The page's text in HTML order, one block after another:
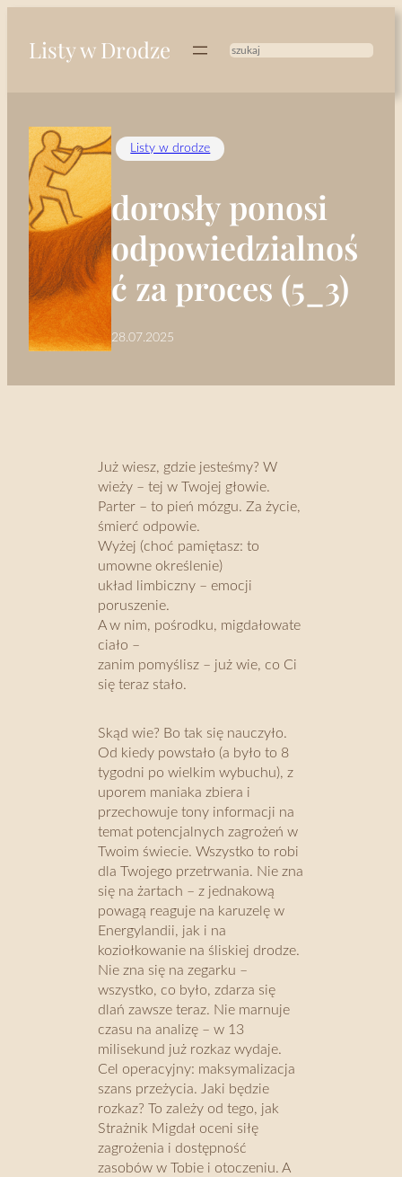
Listy w Drodze Szukaj
Listy w drodze
dorosły ponosi
odpowiedzialnoś
ć za proces (5_3)
28.07.2025
Już wiesz, gdzie jesteśmy? W
wieży – tej w Twojej głowie.
Parter – to pień mózgu. Za życie,
śmierć odpowie.
Wyżej (choć pamiętasz: to
umowne określenie)
układ limbiczny – emocji
poruszenie.
A w nim, pośrodku, migdałowate
ciało –
zanim pomyślisz – już wie, co Ci
się teraz stało.
Skąd wie? Bo tak się nauczyło.
Od kiedy powstało (a było to 8
tygodni po wielkim wybuchu), z
uporem maniaka zbiera i
przechowuje tony informacji na
temat potencjalnych zagrożeń w
Twoim świecie. Wszystko to robi
dla Twojego przetrwania. Nie zna
się na żartach – z jednakową
powagą reaguje na karuzelę w
Energylandii, jak i na
koziołkowanie na śliskiej drodze.
Nie zna się na zegarku –
wszystko, co było, zdarza się
dlań zawsze teraz. Nie marnuje
czasu na analizę – w 13
milisekund już rozkaz wydaje.
Cel operacyjny: maksymalizacja
szans przeżycia. Jaki będzie
rozkaz? To zależy od tego, jak
Strażnik Migdał oceni siłę
zagrożenia i dostępność
zasobów w Tobie i otoczeniu. A